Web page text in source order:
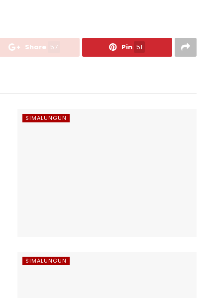
Share 57 Pin 51
SIMALUNGUN
SIMALUNGUN